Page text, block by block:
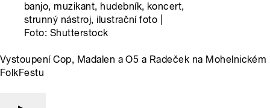
banjo, muzikant, hudebník, koncert,
strunný nástroj, ilustrační foto |
Foto: Shutterstock
Vystoupení Cop, Madalen a O5 a Radeček na Mohelnickém
FolkFestu